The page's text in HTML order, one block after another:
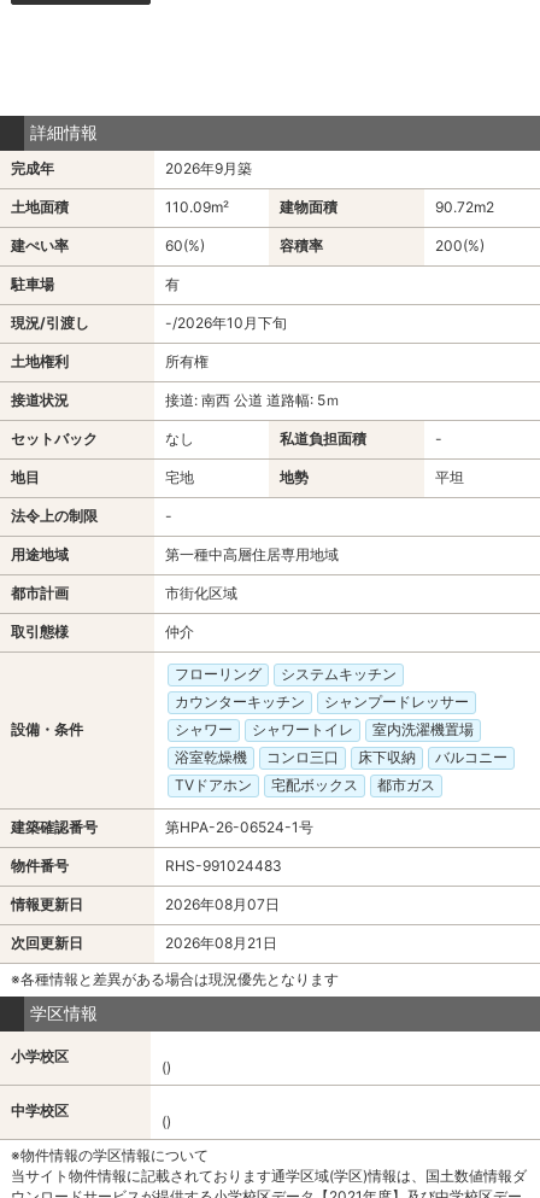
詳細情報
完成年 2026年9月築
土地面積 110.09m² 建物面積 90.72m2
建ぺい率 60(%) 容積率 200(%)
駐車場 有
現況/引渡し -/2026年10月下旬
土地権利 所有権
接道状況 接道: 南西 公道 道路幅: 5ｍ
セットバック なし 私道負担面積 -
地目 宅地 地勢 平坦
法令上の制限 -
用途地域 第一種中高層住居専用地域
都市計画 市街化区域
取引態様 仲介
設備・条件
フローリング
システムキッチン
カウンターキッチン
シャンプードレッサー
シャワー
シャワートイレ
室内洗濯機置場
浴室乾燥機
コンロ三口 床下収納
バルコニー
TVドアホン
宅配ボックス 都市ガス
建築確認番号 第HPA-26-06524-1号
物件番号 RHS-991024483
情報更新日 2026年08月07日
次回更新日
2026年08月21日
※各種情報と差異がある場合は現況優先となります
学区情報
小学校区
()
中学校区
()
※物件情報の学区情報について
当サイト物件情報に記載されております通学区域(学区)情報は、国土数値情報ダ